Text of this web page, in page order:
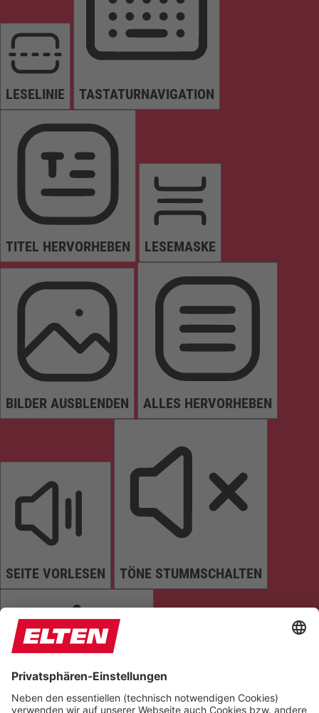
LESELINIE TASTATURNAVIGATION
TITEL HERVORHEBEN LESEMASKE
BILDER AUSBLENDEN ALLES HERVORHEBEN
SEITE VORLESEN TÖNE STUMMSCHALTEN